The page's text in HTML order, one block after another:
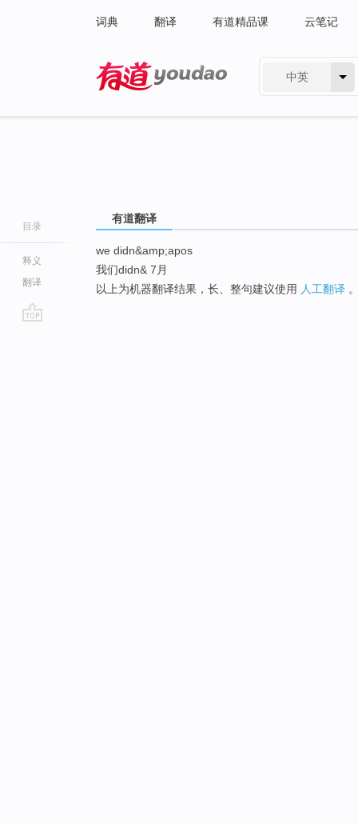
词典 翻译 有道精品课 云笔记
中英
目录
释义
翻译
有道翻译
we didn&amp;apos
我们didn& 7月
以上为机器翻译结果，长、整句建议使用 人工翻译